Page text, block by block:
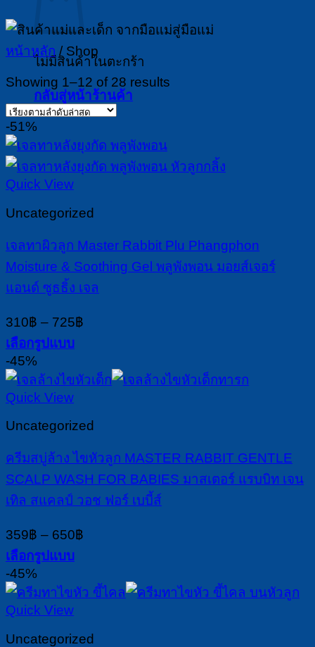
ไม่มีสินค้าในตะกร้า
กลับสู่หน้าร้านค้า
หน้าหลัก / Shop
Showing 1–12 of 28 results
-51%
Quick View
Uncategorized
เจลทาผิวลูก Master Rabbit Plu Phangphon
Moisture & Soothing Gel พลูพังพอน มอยส์เจอร์
แอนด์ ซูธธิ้ง เจล
310฿ – 725฿
through
725฿
เลือกรูปแบบ
This
product
has
multiple
variants.
options
may
be
chosen
the
product
page
-45%
Quick View
Uncategorized
ครีมสบู่ล้าง ไขหัวลูก MASTER RABBIT GENTLE
SCALP WASH FOR BABIES มาสเตอร์ แรบบิท เจน
เทิล สแคลป์ วอช ฟอร์ เบบี้ส์
359฿ – 650฿
through
650฿
เลือกรูปแบบ
This
product
has
multiple
variants.
-45%
Quick View
Uncategorized